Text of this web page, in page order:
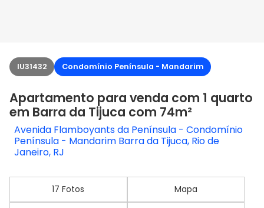
IU31432 Condomínio Península - Mandarim
Apartamento para venda com 1 quarto
em Barra da Tijuca com 74m²
Avenida Flamboyants da Península - Condomínio
Península - Mandarim Barra da Tijuca, Rio de
Janeiro, RJ
17 Fotos Mapa